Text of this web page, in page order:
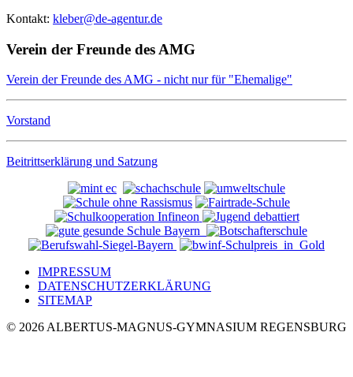
Kontakt: kleber@de-agentur.de
Verein der Freunde des AMG
Verein der Freunde des AMG - nicht nur für "Ehemalige"
Vorstand
Beitrittserklärung und Satzung
IMPRESSUM
DATENSCHUTZERKLÄRUNG
SITEMAP
© 2026 ALBERTUS-MAGNUS-GYMNASIUM REGENSBURG